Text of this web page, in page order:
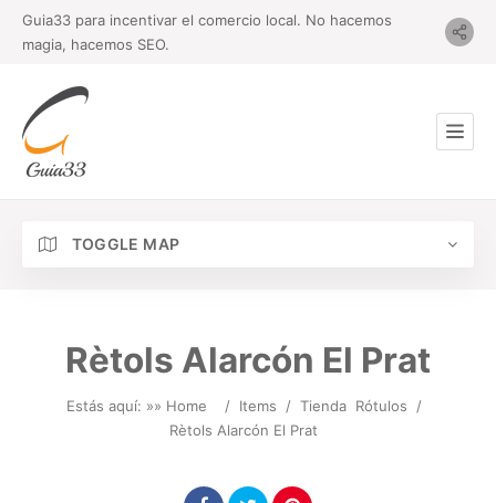
Guia33 para incentivar el comercio local. No hacemos
magia, hacemos SEO.
TOGGLE MAP
Rètols Alarcón El Prat
Estás aquí: »» Home / Items / Tienda Rótulos
/
Rètols Alarcón El Prat